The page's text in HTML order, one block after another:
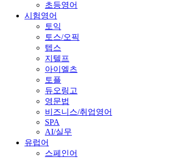
초등영어
시험영어
토익
토스/오픽
텝스
지텔프
아이엘츠
토플
듀오링고
영문법
비즈니스/취업영어
SPA
AI/실무
유럽어
스페인어